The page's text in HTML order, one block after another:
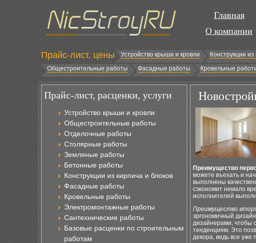
Главная
О компании
Прайс-лист, цены Устройство крыши и кровли Конструкции
Общестроительные работы
Фасадные работы Кровельные
Прайс-лист, расценки, услуги
Устройство крыши и кровли
Общестроительные работы
Отделочные работы
Столярные работы
Земляные работы
Бетонные работы
Конструкции из кирпича и блоков
Фасадные работы
Кровельные работы
Электромонтажные работы
Сантехнические работы
Базовые расценки по строительным
работам
Преимущество
можете въехать и
выполнены
сэкономит немало
исполнителей
Преимущество
эргономичный
дизайнерами, чтобы
тенденциям. Это
декора, ведь все